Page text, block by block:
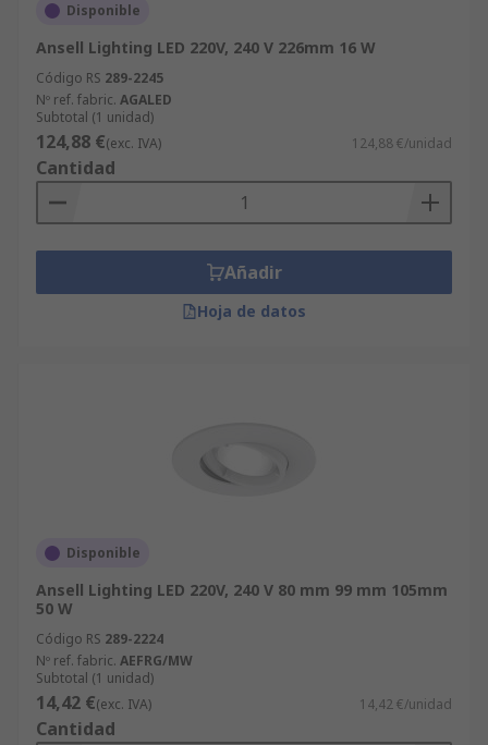
Disponible
Ansell Lighting LED 220V, 240 V 226mm 16 W
Código RS 289-2245
Nº ref. fabric. AGALED
Subtotal (1 unidad)
124,88 €(exc. IVA) 124,88 €/unidad
Cantidad
Añadir
Hoja de datos
Disponible
Ansell Lighting LED 220V, 240 V 80 mm 99 mm 105mm
50 W
Código RS 289-2224
Nº ref. fabric. AEFRG/MW
Subtotal (1 unidad)
14,42 €(exc. IVA) 14,42 €/unidad
Cantidad